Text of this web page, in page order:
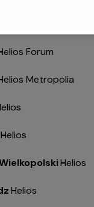
Forum
Metropolia
-
Helios
-
Helios
-
Helios